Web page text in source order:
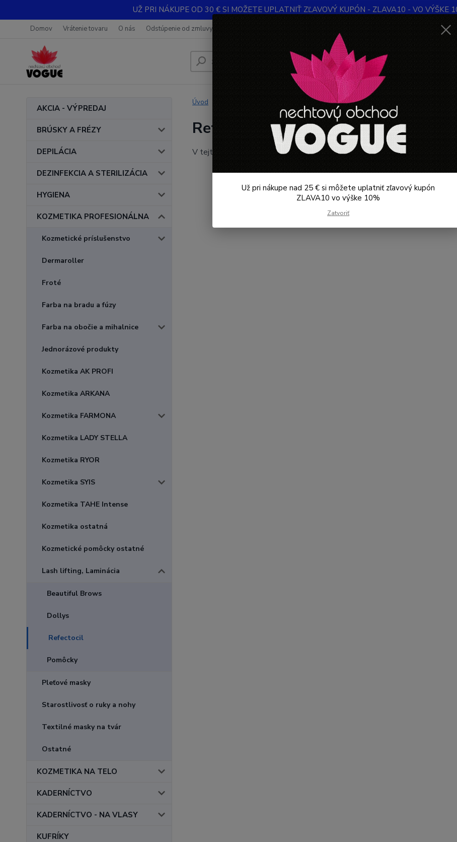
UŽ PRI NÁKUPE OD 30 € SI MOŽETE UPLATNIŤ ZĽAVOVÝ KUPÓN - ZLAVA10 - VO VÝŠKE
Domov Vrátenie tovaru O nás Odstúpenie od zmluvy
Hľadať +421
Denne
AKCIA - VÝPREDAJ
BRÚSKY A FRÉZY
DEPILÁCIA
DEZINFEKCIA A STERILIZÁCIA
HYGIENA
KOZMETIKA PROFESIONÁLNA
Kozmetické príslušenstvo
Dermaroller
Froté
Farba na bradu a fúzy
Farba na obočie a mihalnice
Jednorázové produkty
Kozmetika AK PROFI
Kozmetika ARKANA
Kozmetika FARMONA
Kozmetika LADY STELLA
Kozmetika RYOR
Kozmetika SYIS
Kozmetika TAHE Intense
Kozmetika ostatná
Kozmetické pomôcky ostatné
Lash lifting, Laminácia
Beautiful Brows
Dollys
Refectocil
Pomôcky
Pleťové masky
Starostlivosť o ruky a nohy
Textilné masky na tvár
Ostatné
KOZMETIKA NA TELO
KADERNÍCTVO
KADERNÍCTVO - NA VLASY
KUFRÍKY
Úvod KOZMETIKA PROFESIONÁLNA Lash lifting, Laminácia
Refectocil
V tejto kategórii nebol nájdený žiadny tovar.
Už pri nákupe nad 25 € si môžete uplatniť zľavový kupón
ZLAVA10 vo výške 10%
Zatvoriť